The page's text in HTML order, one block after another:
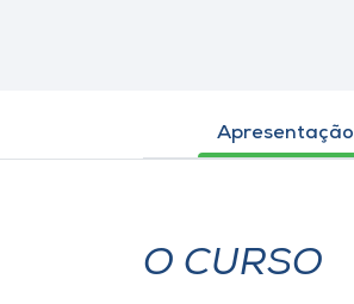
Apresentação
O CURSO